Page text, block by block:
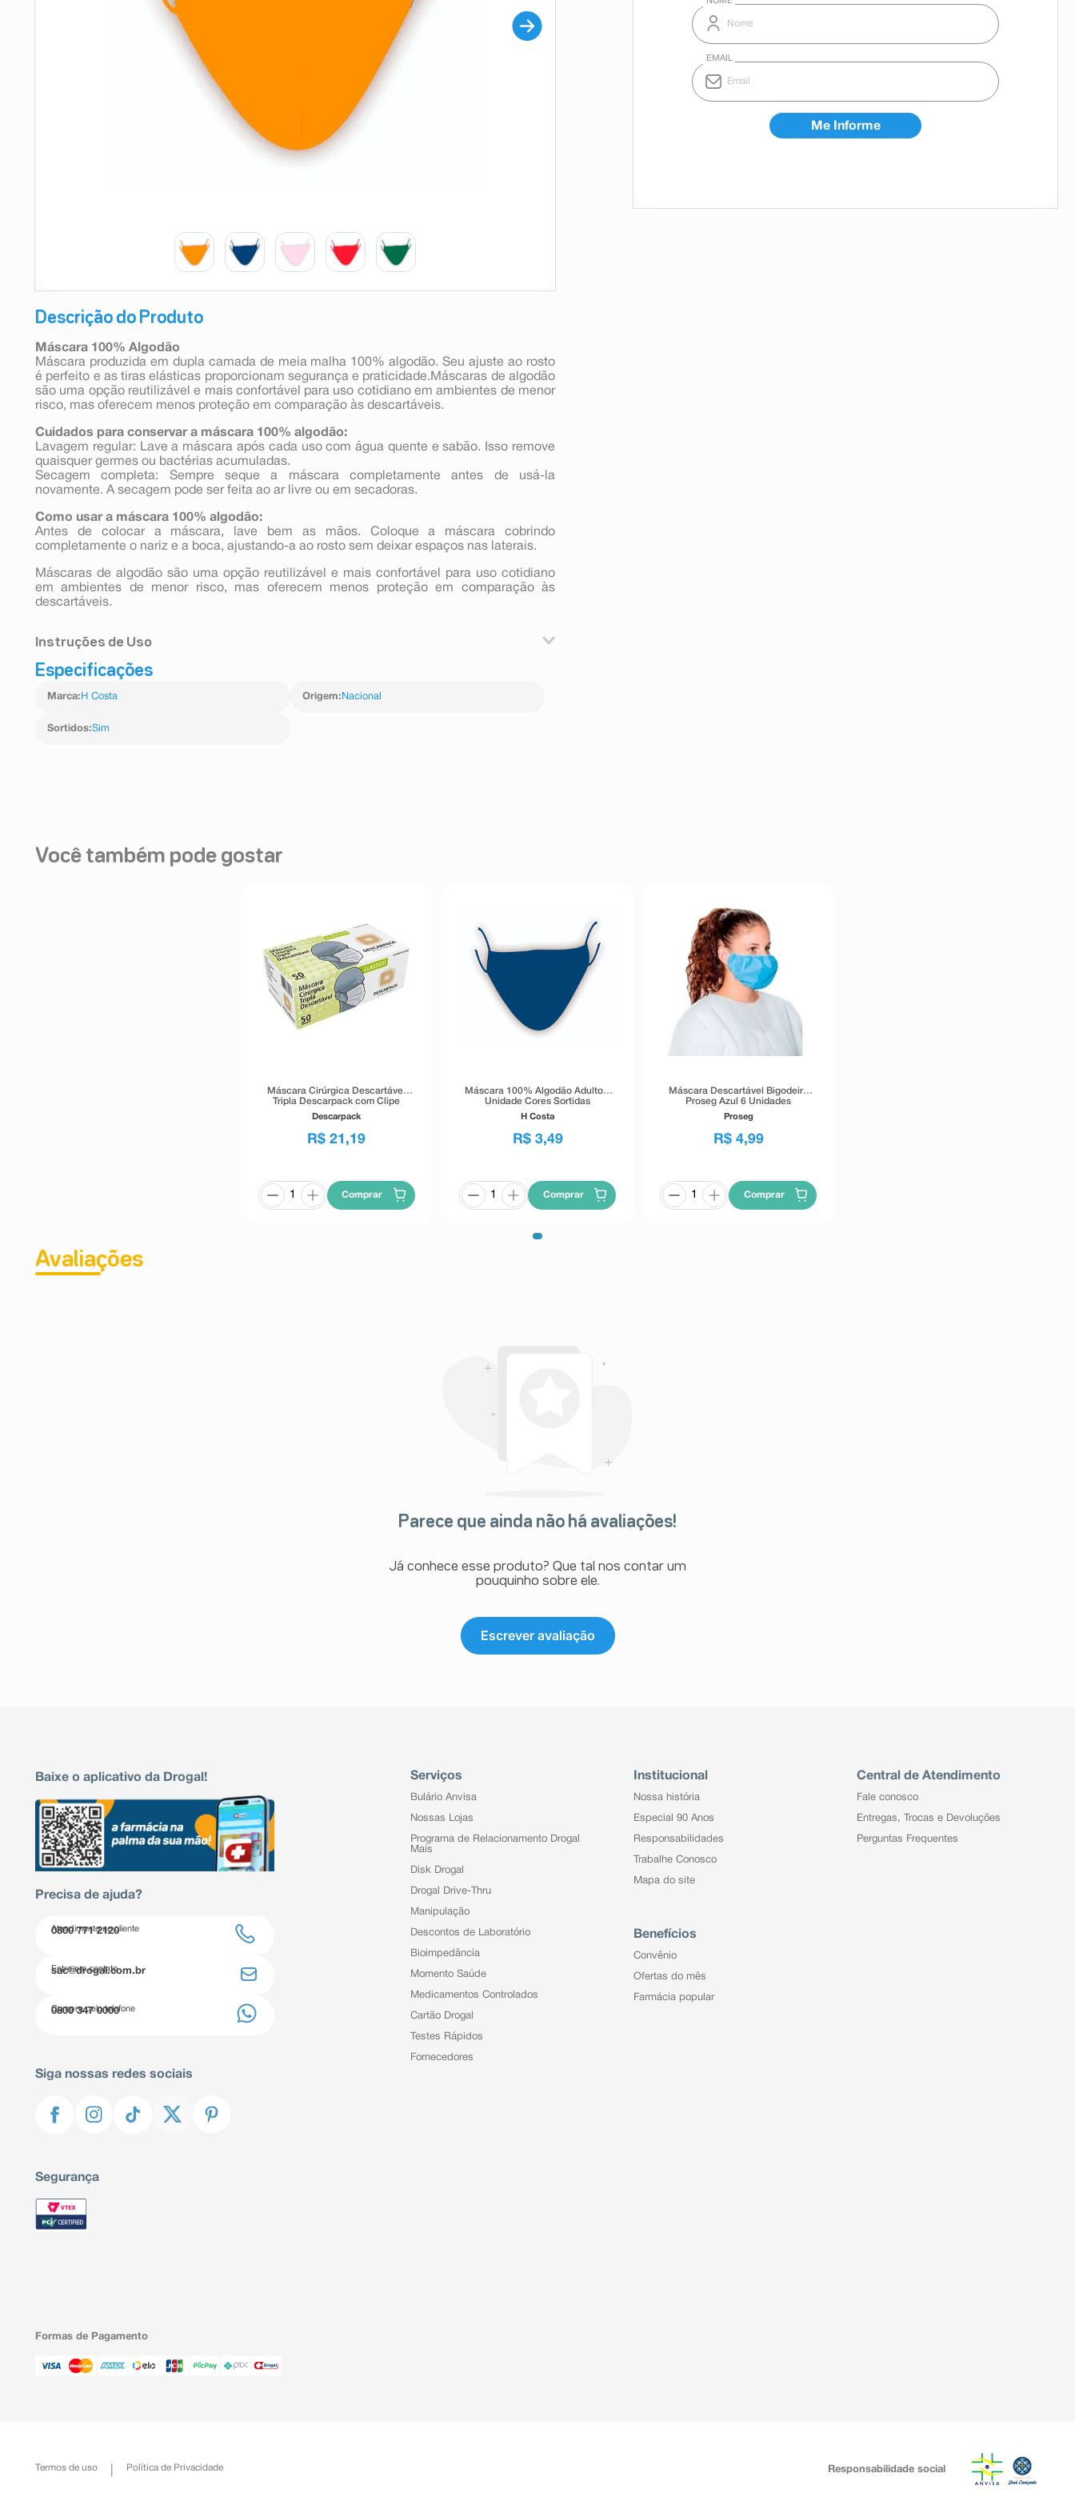
Descrição do Produto
Máscara 100% Algodão
Máscara produzida em dupla camada de meia malha 100% algodão. Seu ajuste ao rosto
é perfeito e as tiras elásticas proporcionam segurança e praticidade.Máscaras de algodão
são uma opção reutilizável e mais confortável para uso cotidiano em ambientes de menor
risco, mas oferecem menos proteção em comparação às descartáveis.
Cuidados para conservar a máscara 100% algodão:
Lavagem regular: Lave a máscara após cada uso com água quente e sabão. Isso remove
quaisquer germes ou bactérias acumuladas.
Secagem completa: Sempre seque a máscara completamente antes de usá-la
novamente. A secagem pode ser feita ao ar livre ou em secadoras.
Como usar a máscara 100% algodão:
Antes de colocar a máscara, lave bem as mãos. Coloque a máscara cobrindo
completamente o nariz e a boca, ajustando-a ao rosto sem deixar espaços nas laterais.
Máscaras de algodão são uma opção reutilizável e mais confortável para uso cotidiano
em ambientes de menor risco, mas oferecem menos proteção em comparação às
descartáveis.
Instruções de Uso
Antes de colocar a máscara, lave bem as mãos. Coloque a máscara cobrindo
Especificações
Marca: H Costa Origem: Nacional
Sortidos:Sim
Você também pode gostar
Máscara Cirúrgica Descartável
Tripla Descarpack com Clipe
Nasal 50 Unidades
Descarpack
R$ 21 ,19
Comprar
Máscara 100% Algodão Adulto 1
Unidade Cores Sortidas
H Costa
R$ 3,49
Comprar
Máscara Descartável Bigodeira
Proseg Azul 6 Unidades
Proseg
R$ 4,99
Comprar
Avaliações
Parece que ainda não há avaliações!
Já conhece esse produto? Que tal nos contar um
pouquinho sobre ele.
Escrever avaliação
Baixe o aplicativo da Drogal!
Precisa de ajuda?
Atendimento ao cliente
0800 771 2120
Entre em contato
sac@drogal.com.br
Compre pelo telefone
0800 347 0000
Siga nossas redes sociais
Segurança
Serviços
Bulário Anvisa
Nossas Lojas
Programa de Relacionamento Drogal
Mais
Disk Drogal
Drogal Drive-Thru
Manipulação
Descontos de Laboratório
Bioimpedância
Momento Saúde
Medicamentos Controlados
Cartão Drogal
Testes Rápidos
Fornecedores
Institucional
Nossa história
Especial 90 Anos
Responsabilidades
Trabalhe Conosco
Mapa do site
Benefícios
Convênio
Ofertas do mês
Farmácia popular
Central de Atendimento
Fale conosco
Entregas, Trocas e Devoluções
Perguntas Frequentes
Formas de Pagamento
Termos de uso Política de Privacidade Responsabilidade social